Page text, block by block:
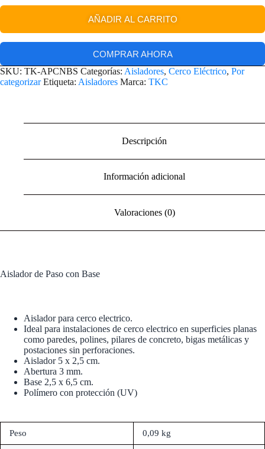
AÑADIR AL CARRITO
COMPRAR AHORA
SKU: TK-APCNBS Categorías: Aisladores, Cerco Eléctrico, Por
categorizar Etiqueta: Aisladores Marca: TKC
Descripción
Información adicional
Valoraciones (0)
Aislador de Paso con Base
Aislador para cerco electrico.
Ideal para instalaciones de cerco electrico en superficies planas
como paredes, polines, pilares de concreto, bigas metálicas y
postaciones sin perforaciones.
Aislador 5 x 2,5 cm.
Abertura 3 mm.
Base 2,5 x 6,5 cm.
Polímero con protección (UV)
Peso 0,09 kg